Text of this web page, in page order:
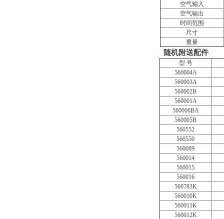
空气输入
空气输出
时间范围
尺寸
重量
随机附送配件
型 号
560004A
560003A
560002B
560001A
560006BA
560005B
560552
560550
560089
560014
560015
560016
560783K
560010K
560011K
560012K